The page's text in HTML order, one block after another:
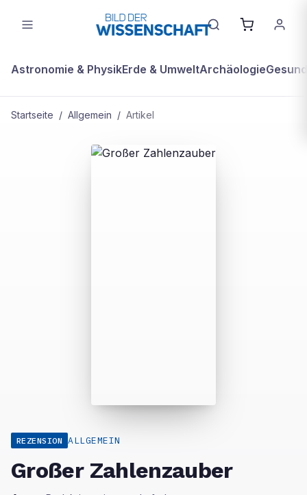
Astronomie & PhysikErde & UmweltArchäologie
Startseite / Allgemein / Artikel
REZENSION ALLGEMEIN
Großer Zahlenzauber